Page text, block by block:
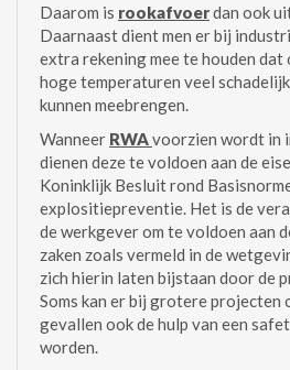
Daarom is rookafvoerdan ook
Daarnaast dient men er bij
extra rekening mee te houden
hoge temperaturen veel
kunnen meebrengen.
Wanneer RWAvoorzien wordt in
dienen deze te voldoen aan de
Koninklijk Besluit rond
explositiepreventie. Het is de
de werkgever om te voldoen aan
zaken zoals vermeld in de
zich hierin laten bijstaan door de
Soms kan er bij grotere projecten
gevallen ook de hulp van een
worden.